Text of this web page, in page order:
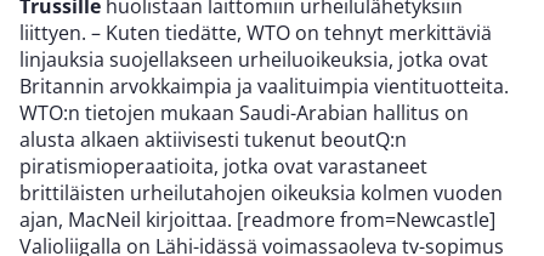
Trussille huolistaan laittomiin urheilulähetyksiin
liittyen. – Kuten tiedätte, WTO on tehnyt merkittäviä
linjauksia suojellakseen urheiluoikeuksia, jotka ovat
Britannin arvokkaimpia ja vaalituimpia vientituotteita.
WTO:n tietojen mukaan Saudi-Arabian hallitus on
alusta alkaen aktiivisesti tukenut beoutQ:n
piratismioperaatioita, jotka ovat varastaneet
brittiläisten urheilutahojen oikeuksia kolmen vuoden
ajan, MacNeil kirjoittaa. [readmore from=Newcastle]
Valioliigalla on Lähi-idässä voimassaoleva tv-sopimus